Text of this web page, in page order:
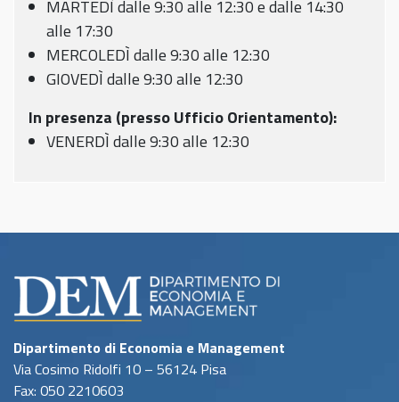
MARTEDÌ dalle 9:30 alle 12:30 e dalle 14:30
alle 17:30
MERCOLEDÌ dalle 9:30 alle 12:30
GIOVEDÌ dalle 9:30 alle 12:30
In presenza (presso Ufficio Orientamento):
VENERDÌ dalle 9:30 alle 12:30
Dipartimento di Economia e Management
Via Cosimo Ridolfi 10 – 56124 Pisa
Fax: 050 2210603